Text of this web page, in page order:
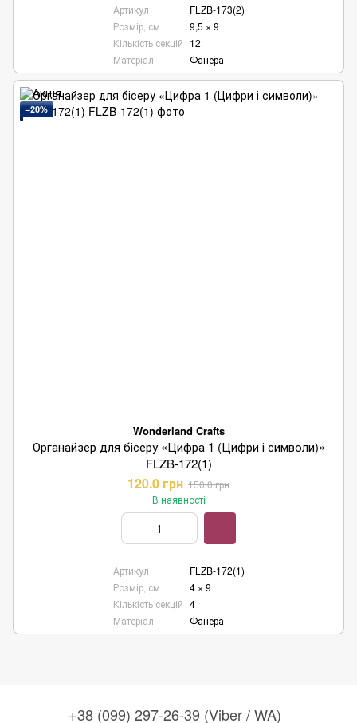
Артикул
FLZB-173(2)
Розмір, см
9,5 × 9
Кількість секцій 12
Матеріал
Фанера
−20%
Wonderland Crafts
Органайзер для бісеру «Цифра 1 (Цифри і символи)»
FLZB-172(1)
120.0 грн 150.0 грн
В наявності
Артикул
FLZB-172(1)
Розмір, см
4 × 9
Кількість секцій 4
Матеріал
Фанера
+38 (099) 297-26-39 (Viber / WA)
Wonderland Crafts
Онлайн-консультант
Ми завжди раді допомогти!
Наші години роботи:
з понеділка по п’ятницю,
10:00–18:00 (UTC+3)